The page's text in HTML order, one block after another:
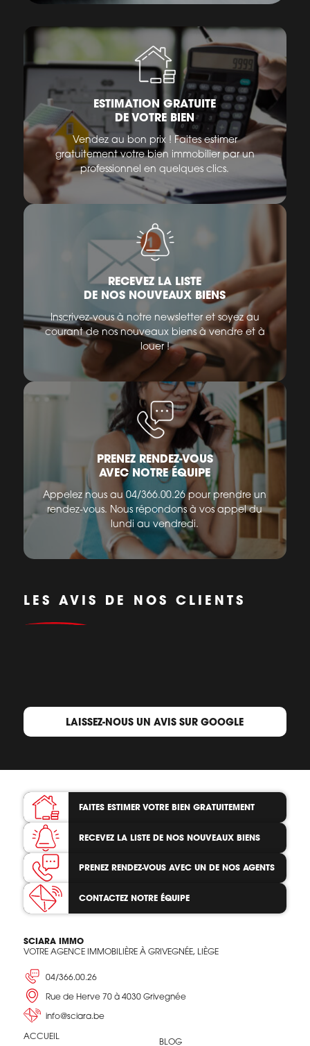
ESTIMATION GRATUITE
DE VOTRE BIEN
Vendez au bon prix ! Faites estimer
gratuitement votre bien immobilier par un
professionnel en quelques clics.
RECEVEZ LA LISTE
DE NOS NOUVEAUX BIENS
Inscrivez-vous à notre newsletter et soyez au
courant de nos nouveaux biens à vendre et à
louer !
PRENEZ RENDEZ-VOUS
AVEC NOTRE ÉQUIPE
Appelez nous au 04/366.00.26 pour prendre un
rendez-vous. Nous répondons à vos appel du
lundi au vendredi.
LES AVIS DE NOS CLIENTS
LAISSEZ-NOUS UN AVIS SUR GOOGLE
FAITES ESTIMER VOTRE BIEN GRATUITEMENT
RECEVEZ LA LISTE DE NOS NOUVEAUX BIENS
PRENEZ RENDEZ-VOUS AVEC UN DE NOS AGENTS
CONTACTEZ NOTRE ÉQUIPE
SCIARA IMMO
VOTRE AGENCE IMMOBILIÈRE À GRIVEGNÉE, LIÈGE
04/366.00.26
Rue de Herve 70 à 4030 Grivegnée
info@sciara.be
ACCUEIL
BLOG